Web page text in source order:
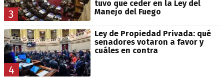
3
tuvo que ceder en la Ley del
Manejo del Fuego
4
Ley de Propiedad Privada: qué
senadores votaron a favor y
cuáles en contra